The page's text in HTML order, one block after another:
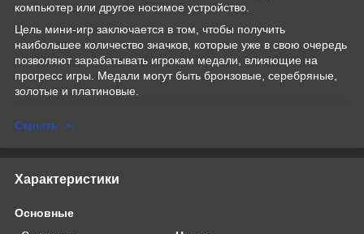
компьютер или другое носимое устройство.
Цель мини-игр заключается в том, чтобы получить
наибольшее количество значков, которые уже в свою очередь
позволяют зарабатывать игрокам медали, влияющие на
прогресс игры. Медали могут быть бронзовые, серебряные,
золотые и платиновые.
Скрыть
Характеристики
Основные